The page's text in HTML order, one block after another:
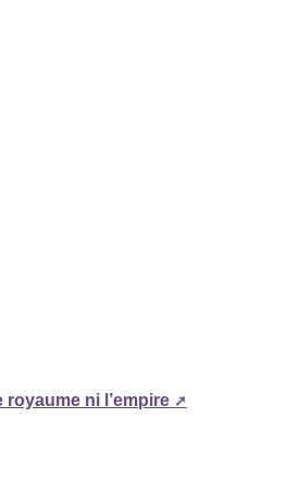
royaume ni l’empire